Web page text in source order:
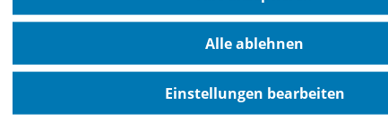
Alle ablehnen
Einstellungen bearbeiten